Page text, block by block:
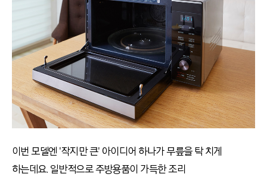
이번 모델엔 '작지만 큰' 아이디어 하나가 무릎을 탁 치게
하는데요. 일반적으로 주방용품이 가득한 조리